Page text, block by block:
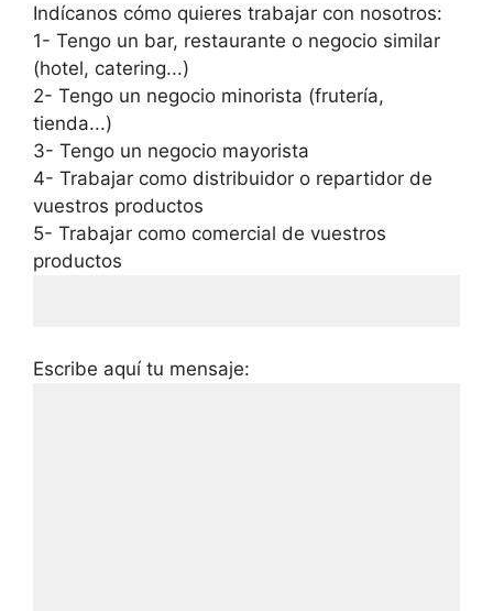
Indícanos cómo quieres trabajar con nosotros:
1- Tengo un bar, restaurante o negocio similar
(hotel, catering...)
2- Tengo un negocio minorista (frutería,
tienda...)
3- Tengo un negocio mayorista
4- Trabajar como distribuidor o repartidor de
vuestros productos
5- Trabajar como comercial de vuestros
productos
Escribe aquí tu mensaje: